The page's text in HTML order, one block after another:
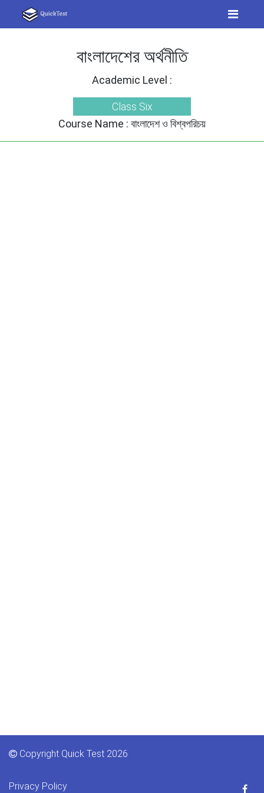
বাংলাদেশের অর্থনীতি
Academic Level :
Class Six
Course Name : বাংলাদেশ ও বিশ্বপরিচয়
Copyright Quick Test 2026
Privacy Policy